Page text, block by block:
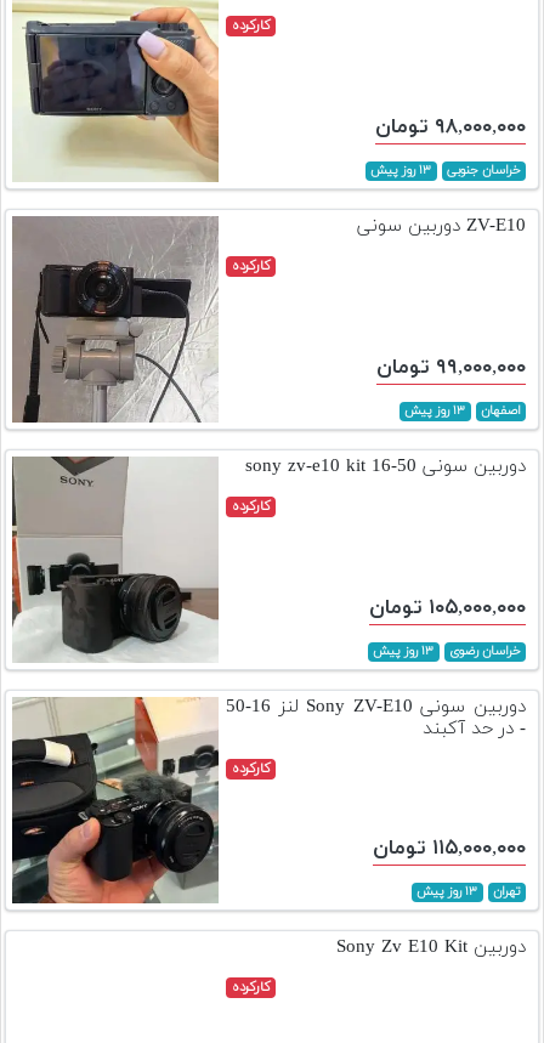
کارکرده
۹۸,۰۰۰,۰۰۰ تومان
خراسان جنوبی ۱۳ روز پیش
ZV-E10 دوربین سونی
کارکرده
۹۹,۰۰۰,۰۰۰ تومان
اصفهان ۱۳ روز پیش
دوربین سونی sony zv-e10 kit 16-50
کارکرده
۱۰۵,۰۰۰,۰۰۰ تومان
خراسان رضوی ۱۳ روز پیش
دوربین سونی Sony ZV-E10 لنز 16-50
- در حد آکبند
کارکرده
۱۱۵,۰۰۰,۰۰۰ تومان
تهران ۱۳ روز پیش
دوربین Sony Zv E10 Kit
کارکرده